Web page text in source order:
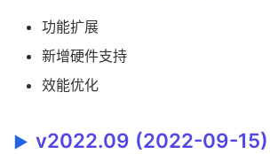
功能扩展
新增硬件支持
效能优化
v2022.09 (2022-09-15)